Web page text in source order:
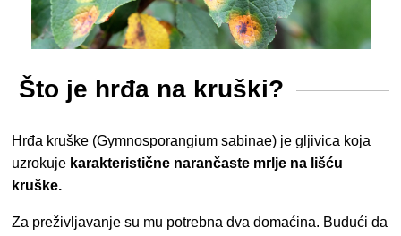
Što je hrđa na kruški?
Hrđa kruške (Gymnosporangium sabinae) je gljivica koja
uzrokuje karakteristične narančaste mrlje na lišću
kruške.
Za preživljavanje su mu potrebna dva domaćina. Budući da